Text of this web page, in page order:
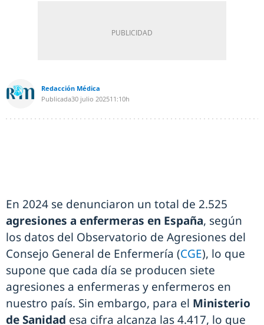
Redacción Médica
Publicada30 julio 202511:10h
En 2024 se denunciaron un total de 2.525
agresiones a enfermeras en España, según
los datos del Observatorio de Agresiones del
Consejo General de Enfermería (CGE), lo que
supone que cada día se producen siete
agresiones a enfermeras y enfermeros en
nuestro país. Sin embargo, para el Ministerio
de Sanidad esa cifra alcanza las 4.417, lo que